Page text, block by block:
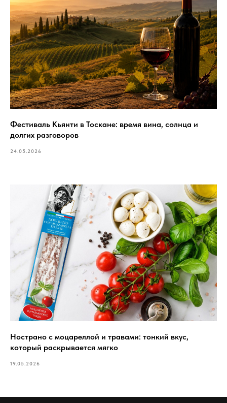
Фестиваль Кьянти в Тоскане: время вина, солнца и
долгих разговоров
24.05.2026
Нострано с моцареллой и травами: тонкий вкус,
который раскрывается мягко
19.05.2026